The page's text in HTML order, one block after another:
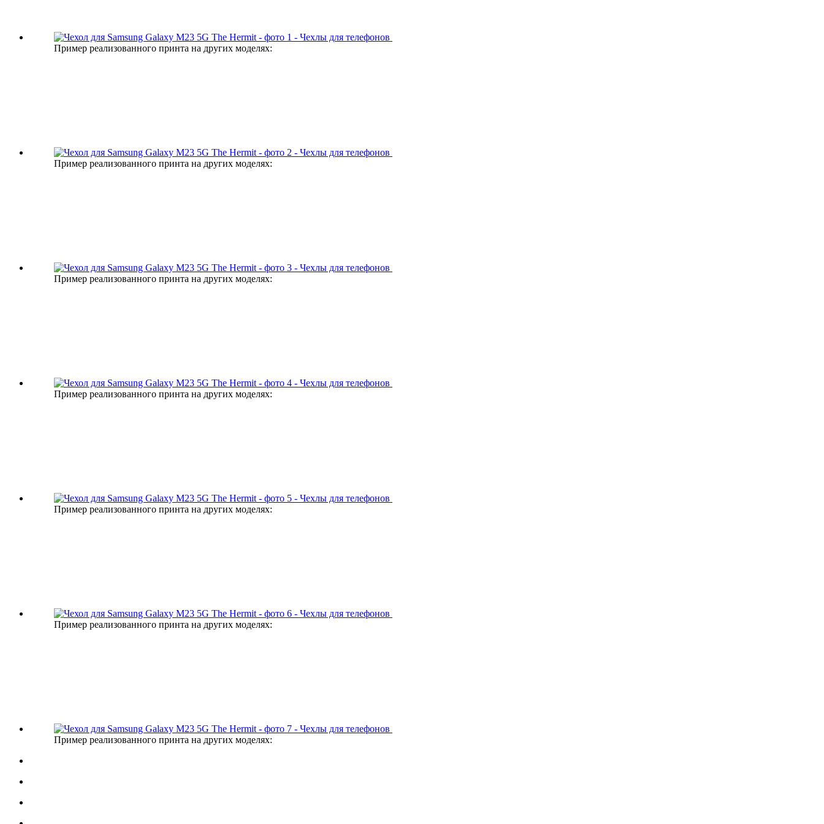
Пример реализованного принта на других моделях:
Пример реализованного принта на других моделях:
Пример реализованного принта на других моделях:
Пример реализованного принта на других моделях:
Пример реализованного принта на других моделях:
Пример реализованного принта на других моделях:
Пример реализованного принта на других моделях: